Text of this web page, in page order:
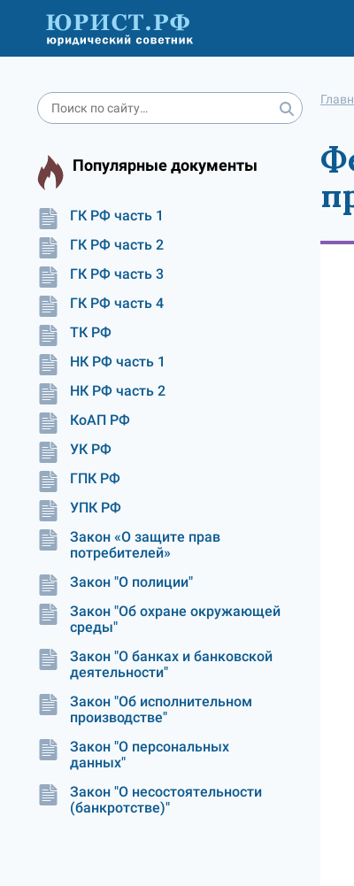
Популярные документы
ГК РФ часть 1
ГК РФ часть 2
ГК РФ часть 3
ГК РФ часть 4
ТК РФ
НК РФ часть 1
НК РФ часть 2
КоАП РФ
УК РФ
ГПК РФ
УПК РФ
Закон «О защите прав
потребителей»
Закон "О полиции"
Закон "Об охране окружающей
среды"
Закон "О банках и банковской
деятельности"
Закон "Об исполнительном
производстве"
Закон "О персональных
данных"
Закон "О несостоятельности
(банкротстве)"